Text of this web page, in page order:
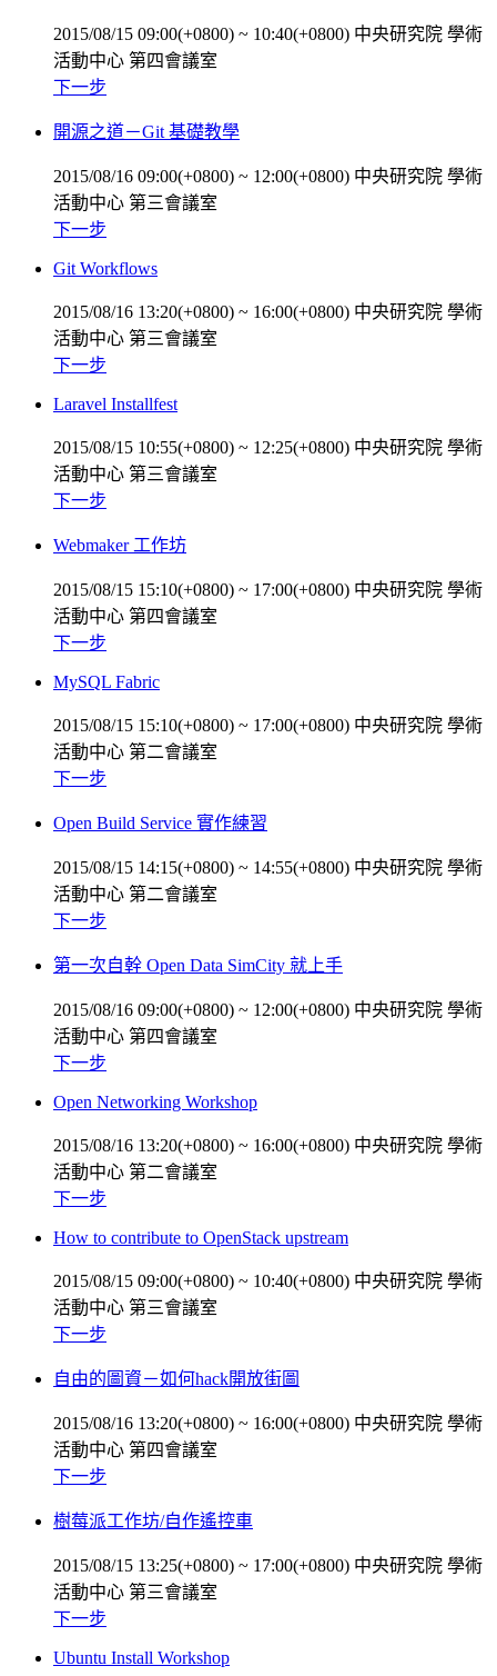
2015/08/15 09:00(+0800) ~ 10:40(+0800) 中央研究院 學術
活動中心 第四會議室
下一步
開源之道－Git 基礎教學
2015/08/16 09:00(+0800) ~ 12:00(+0800) 中央研究院 學術
活動中心 第三會議室
下一步
Git Workflows
2015/08/16 13:20(+0800) ~ 16:00(+0800) 中央研究院 學術
活動中心 第三會議室
下一步
Laravel Installfest
2015/08/15 10:55(+0800) ~ 12:25(+0800) 中央研究院 學術
活動中心 第三會議室
下一步
Webmaker 工作坊
2015/08/15 15:10(+0800) ~ 17:00(+0800) 中央研究院 學術
活動中心 第四會議室
下一步
MySQL Fabric
2015/08/15 15:10(+0800) ~ 17:00(+0800) 中央研究院 學術
活動中心 第二會議室
下一步
Open Build Service 實作練習
2015/08/15 14:15(+0800) ~ 14:55(+0800) 中央研究院 學術
活動中心 第二會議室
下一步
第一次自幹 Open Data SimCity 就上手
2015/08/16 09:00(+0800) ~ 12:00(+0800) 中央研究院 學術
活動中心 第四會議室
下一步
Open Networking Workshop
2015/08/16 13:20(+0800) ~ 16:00(+0800) 中央研究院 學術
活動中心 第二會議室
下一步
How to contribute to OpenStack upstream
2015/08/15 09:00(+0800) ~ 10:40(+0800) 中央研究院 學術
活動中心 第三會議室
下一步
自由的圖資－如何hack開放街圖
2015/08/16 13:20(+0800) ~ 16:00(+0800) 中央研究院 學術
活動中心 第四會議室
下一步
樹莓派工作坊/自作遙控車
2015/08/15 13:25(+0800) ~ 17:00(+0800) 中央研究院 學術
活動中心 第三會議室
下一步
Ubuntu Install Workshop